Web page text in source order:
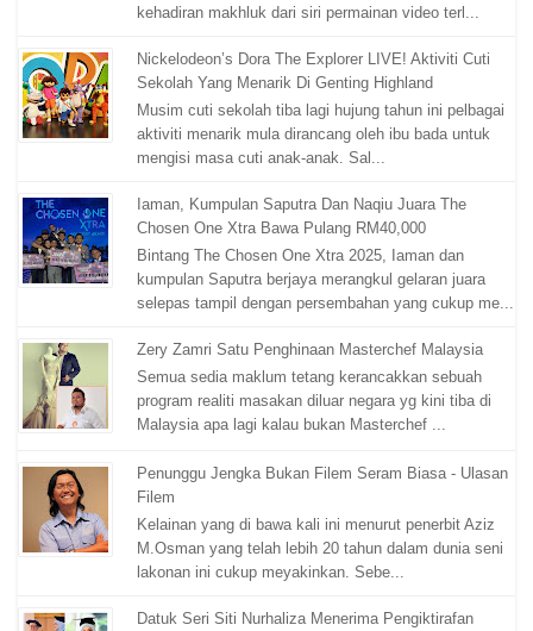
kehadiran makhluk dari siri permainan video terl...
Nickelodeon’s Dora The Explorer LIVE! Aktiviti Cuti
Sekolah Yang Menarik Di Genting Highland
Musim cuti sekolah tiba lagi hujung tahun ini pelbagai
aktiviti menarik mula dirancang oleh ibu bada untuk
mengisi masa cuti anak-anak. Sal...
Iaman, Kumpulan Saputra Dan Naqiu Juara The
Chosen One Xtra Bawa Pulang RM40,000
Bintang The Chosen One Xtra 2025, Iaman dan
kumpulan Saputra berjaya merangkul gelaran juara
selepas tampil dengan persembahan yang cukup me...
Zery Zamri Satu Penghinaan Masterchef Malaysia
Semua sedia maklum tetang kerancakkan sebuah
program realiti masakan diluar negara yg kini tiba di
Malaysia apa lagi kalau bukan Masterchef ...
Penunggu Jengka Bukan Filem Seram Biasa - Ulasan
Filem
Kelainan yang di bawa kali ini menurut penerbit Aziz
M.Osman yang telah lebih 20 tahun dalam dunia seni
lakonan ini cukup meyakinkan. Sebe...
Datuk Seri Siti Nurhaliza Menerima Pengiktirafan